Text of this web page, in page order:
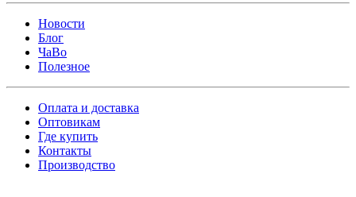
Новости
Блог
ЧаВо
Полезное
Оплата и доставка
Оптовикам
Где купить
Контакты
Производство